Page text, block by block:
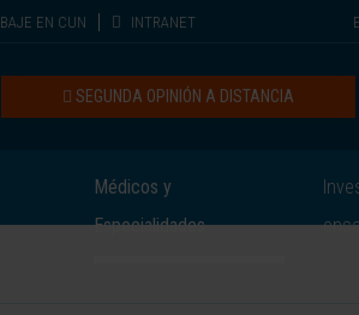
EN CUN INTRANET
SEGUNDA OPINIÓN A DISTANCIA
Médicos y
Especialidades